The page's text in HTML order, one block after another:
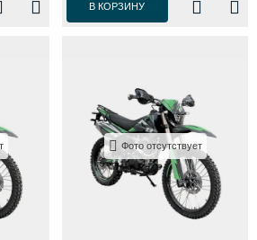
В КОРЗИНУ
Фото отсутствует